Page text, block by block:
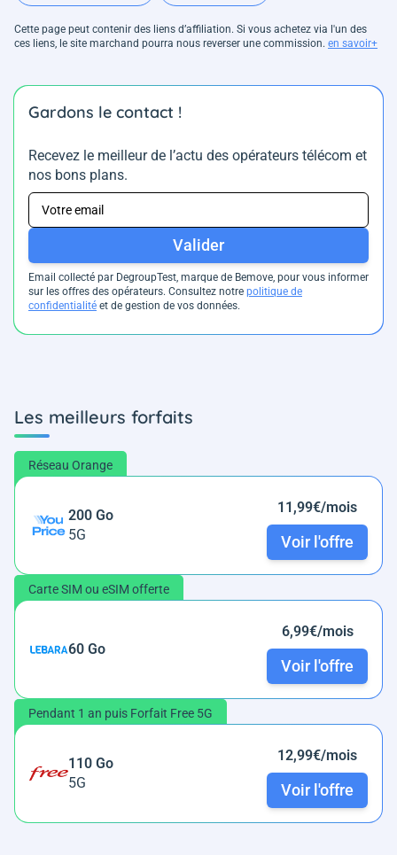
Cette page peut contenir des liens d’affiliation. Si vous achetez via l'un des
ces liens, le site marchand pourra nous reverser une commission. en savoir+
Gardons le contact !
Recevez le meilleur de l’actu des opérateurs télécom et
nos bons plans.
Valider
Email collecté par DegroupTest, marque de Bemove, pour vous informer
sur les offres des opérateurs. Consultez notre politique de
confidentialité et de gestion de vos données.
Les meilleurs forfaits
Réseau Orange
200 Go
5G
11,99€/mois
Voir l'offre
Carte SIM ou eSIM offerte
60 Go
6,99€/mois
Voir l'offre
Pendant 1 an puis Forfait Free 5G
110 Go
5G
12,99€/mois
Voir l'offre